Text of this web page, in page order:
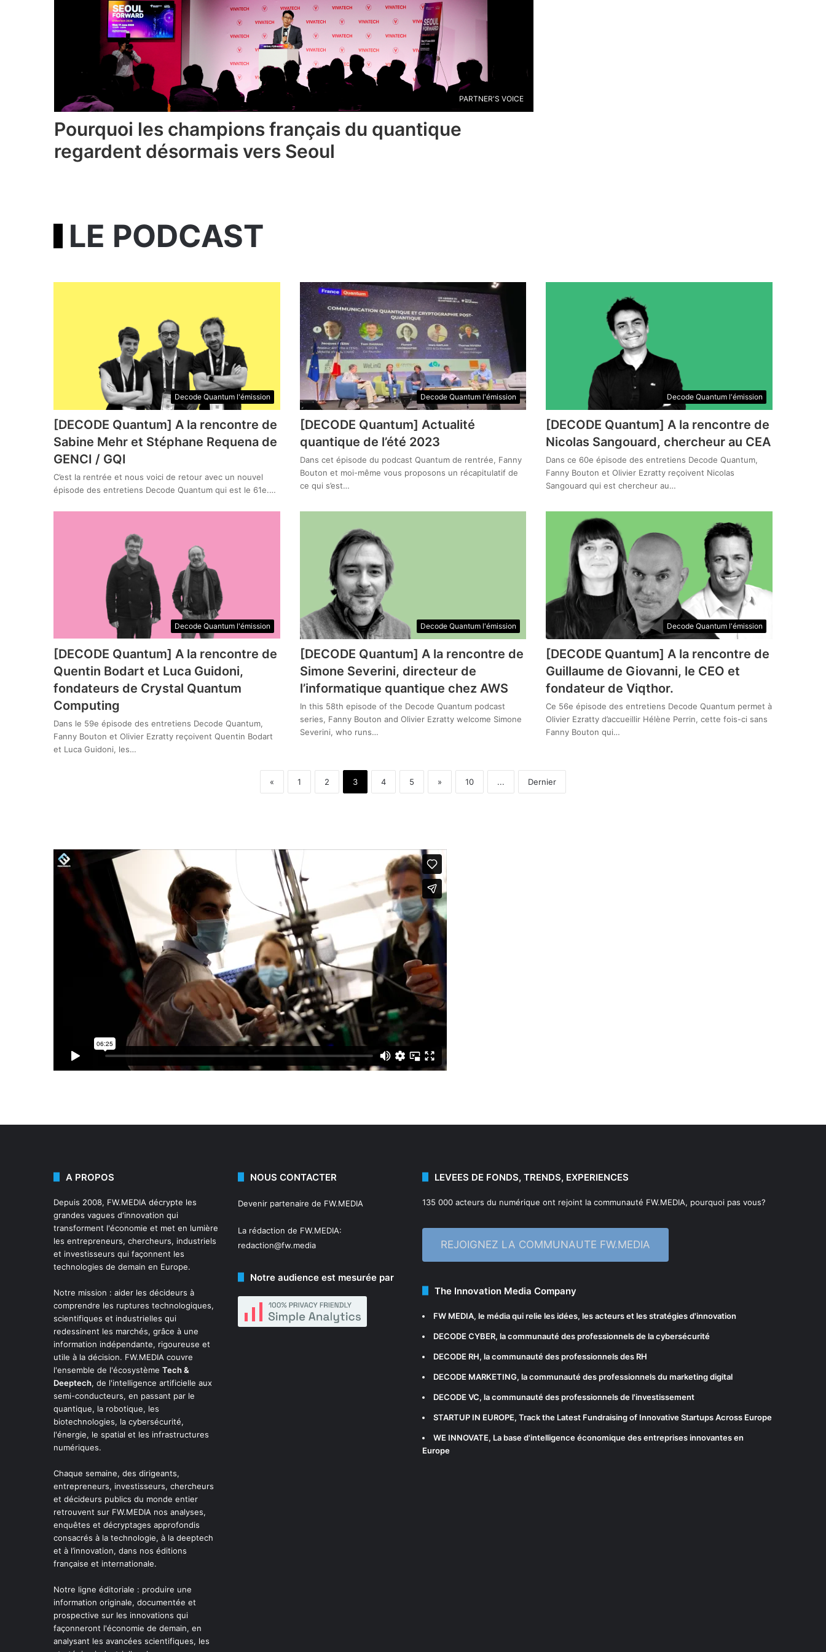
PARTNER'S VOICE
Pourquoi les champions français du quantique
regardent désormais vers Seoul
LE PODCAST
Decode Quantum l'émission
[DECODE Quantum] A la rencontre de
Sabine Mehr et Stéphane Requena de
GENCI / GQI
C’est la rentrée et nous voici de retour avec un nouvel
épisode des entretiens Decode Quantum qui est le 61e.…
Decode Quantum l'émission
[DECODE Quantum] Actualité
quantique de l’été 2023
Dans cet épisode du podcast Quantum de rentrée, Fanny
Bouton et moi-même vous proposons un récapitulatif de
ce qui s’est…
Decode Quantum l'émission
[DECODE Quantum] A la rencontre de
Nicolas Sangouard, chercheur au CEA
Dans ce 60e épisode des entretiens Decode Quantum,
Fanny Bouton et Olivier Ezratty reçoivent Nicolas
Sangouard qui est chercheur au…
Decode Quantum l'émission
[DECODE Quantum] A la rencontre de
Quentin Bodart et Luca Guidoni,
fondateurs de Crystal Quantum
Computing
Dans le 59e épisode des entretiens Decode Quantum,
Fanny Bouton et Olivier Ezratty reçoivent Quentin Bodart
et Luca Guidoni, les…
Decode Quantum l'émission
[DECODE Quantum] A la rencontre de
Simone Severini, directeur de
l’informatique quantique chez AWS
In this 58th episode of the Decode Quantum podcast
series, Fanny Bouton and Olivier Ezratty welcome Simone
Severini, who runs…
Decode Quantum l'émission
[DECODE Quantum] A la rencontre de
Guillaume de Giovanni, le CEO et
fondateur de Viqthor.
Ce 56e épisode des entretiens Decode Quantum permet à
Olivier Ezratty d’accueillir Hélène Perrin, cette fois-ci sans
Fanny Bouton qui…
« 1 2 3 4 5 » 10 ... Dernier
A PROPOS
Depuis 2008, FW.MEDIA décrypte les
grandes vagues d'innovation qui
transforment l'économie et met en lumière
les entrepreneurs, chercheurs, industriels
et investisseurs qui façonnent les
technologies de demain en Europe.
Notre mission : aider les décideurs à
comprendre les ruptures technologiques,
scientifiques et industrielles qui
redessinent les marchés, grâce à une
information indépendante, rigoureuse et
utile à la décision. FW.MEDIA couvre
l'ensemble de l'écosystème Tech &
Deeptech, de l'intelligence artificielle aux
semi-conducteurs, en passant par le
quantique, la robotique, les
biotechnologies, la cybersécurité,
l'énergie, le spatial et les infrastructures
numériques.
Chaque semaine, des dirigeants,
entrepreneurs, investisseurs, chercheurs
et décideurs publics du monde entier
retrouvent sur FW.MEDIA nos analyses,
enquêtes et décryptages approfondis
consacrés à la technologie, à la deeptech
et à l’innovation, dans nos éditions
française et internationale.
Notre ligne éditoriale : produire une
information originale, documentée et
prospective sur les innovations qui
façonneront l'économie de demain, en
analysant les avancées scientifiques, les
NOUS CONTACTER
Devenir partenaire de FW.MEDIA
La rédaction de FW.MEDIA:
redaction@fw.media
Notre audience est mesurée par
LEVEES DE FONDS, TRENDS, EXPERIENCES
135 000 acteurs du numérique ont rejoint la communauté FW.MEDIA, pourquoi pas vous?
REJOIGNEZ LA COMMUNAUTE FW.MEDIA
The Innovation Media Company
FW MEDIA, le média qui relie les idées, les acteurs et les stratégies d'innovation
DECODE CYBER, la communauté des professionnels de la cybersécurité
DECODE RH, la communauté des professionnels des RH
DECODE MARKETING, la communauté des professionnels du marketing digital
DECODE VC, la communauté des professionnels de l'investissement
STARTUP IN EUROPE, Track the Latest Fundraising of Innovative Startups Across Europe
WE INNOVATE, La base d'intelligence économique des entreprises innovantes en
Europe